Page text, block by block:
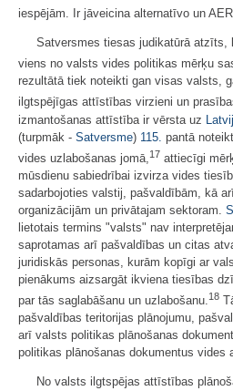
iespējām. Ir jāveicina alternatīvo un
Satversmes tiesas judikatūrā atzīts,
viens no valsts vides politikas mērķu
rezultātā tiek noteikti gan visas valsts,
ilgtspējīgas attīstības virzieni un
izmantošanas attīstība ir vērsta uz
(turpmāk - Satversme) 115. pantā
vides uzlabošanas jomā, 17 attiecīgi
mūsdienu sabiedrībai izvirza vides
sadarbojoties valstij, pašvaldībām, kā
organizācijām un privātajam sektoram.
lietotais termins "valsts" nav
saprotamas arī pašvaldības un citas
juridiskās personas, kurām kopīgi ar
pienākums aizsargāt ikviena tiesības
par tās saglabāšanu un uzlabošanu.18
pašvaldības teritorijas plānojumu,
arī valsts politikas plānošanas
politikas plānošanas dokumentus vides
No valsts ilgtspējas attīstības